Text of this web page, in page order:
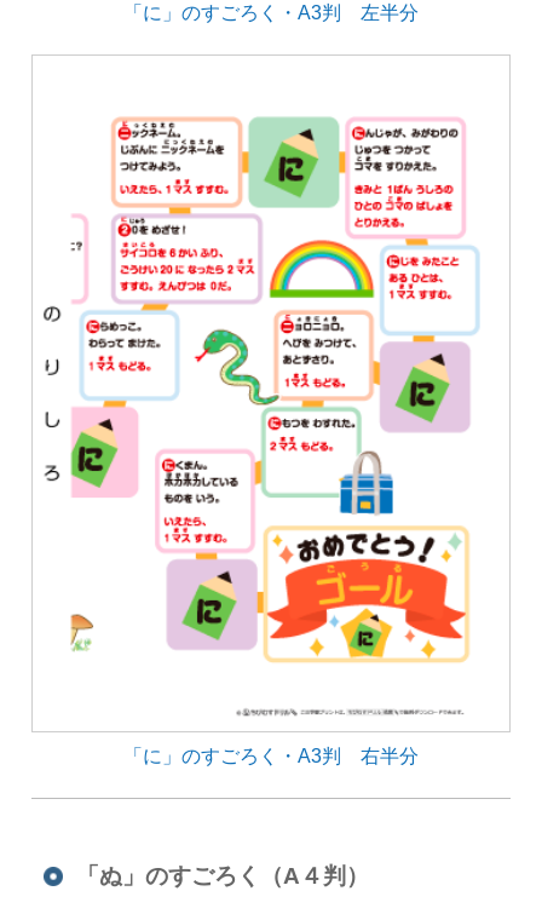
「に」のすごろく・A3判 左半分
「に」のすごろく・A3判 右半分
「ぬ」のすごろく（A４判）